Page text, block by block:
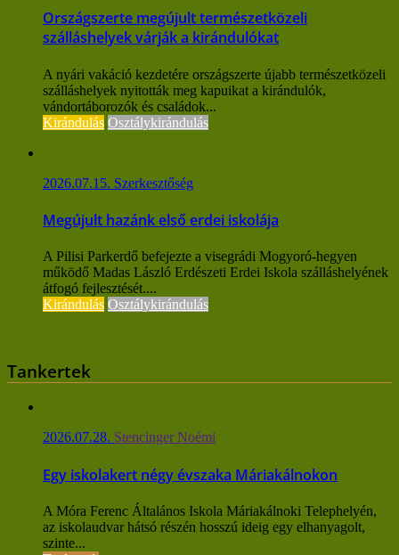
Országszerte megújult természetközeli
szálláshelyek várják a kirándulókat
A nyári vakáció kezdetére országszerte újabb természetközeli
szálláshelyek nyitották meg kapuikat a kirándulók,
vándortáborozók és családok...
Kirándulás Osztálykirándulás
2026.07.15. Szerkesztőség
Megújult hazánk első erdei iskolája
A Pilisi Parkerdő befejezte a visegrádi Mogyoró-hegyen
működő Madas László Erdészeti Erdei Iskola szálláshelyének
átfogó fejlesztését....
Kirándulás Osztálykirándulás
Tankertek
2026.07.28. Stencinger Noémi
Egy iskolakert négy évszaka Máriakálnokon
A Móra Ferenc Általános Iskola Máriakálnoki Telephelyén,
az iskolaudvar hátsó részén hosszú ideig egy elhanyagolt,
szinte...